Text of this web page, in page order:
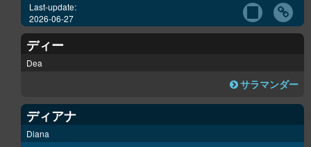
Last-update:
2026-06-27
ディー
Dea
サラマンダー
ディアナ
Diana